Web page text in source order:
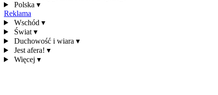
Polska ▾
Reklama
Wschód ▾
Świat ▾
Duchowość i wiara ▾
Jest afera! ▾
Więcej ▾